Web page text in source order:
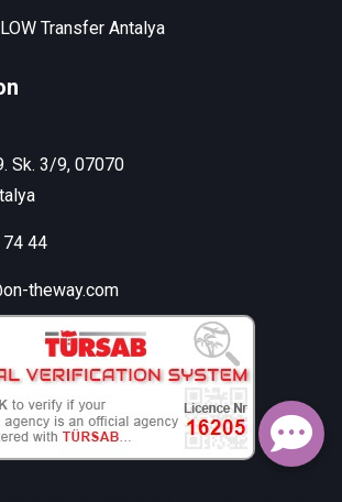
Transfer Antalya
Sk. 3/9, 07070
44
theway.com